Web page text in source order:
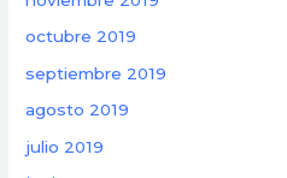
octubre 2019
septiembre 2019
agosto 2019
julio 2019